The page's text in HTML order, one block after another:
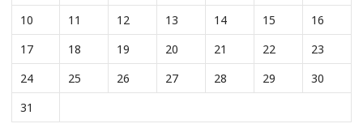
10
11 12 13 14 15
16
17
18 19 20 21 22
23
24
25 26 27 28 29
30
31